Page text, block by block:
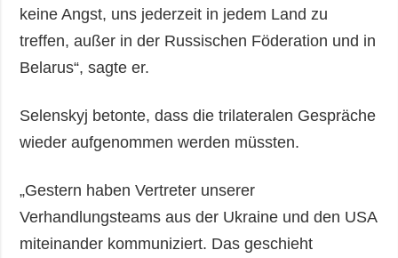
keine Angst, uns jederzeit in jedem Land zu
treffen, außer in der Russischen Föderation und in
Belarus“, sagte er.
Selenskyj betonte, dass die trilateralen Gespräche
wieder aufgenommen werden müssten.
„Gestern haben Vertreter unserer
Verhandlungsteams aus der Ukraine und den USA
miteinander kommuniziert. Das geschieht